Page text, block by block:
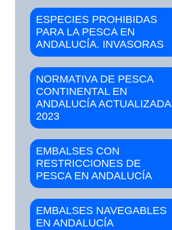
ESPECIES PROHIBIDAS
PARA LA PESCA EN
ANDALUCÍA. INVASORAS
NORMATIVA DE PESCA
CONTINENTAL EN
ANDALUCÍA ACTUALIZADA
2023
EMBALSES CON
RESTRICCIONES DE
PESCA EN ANDALUCÍA
EMBALSES NAVEGABLES
EN ANDALUCÍA